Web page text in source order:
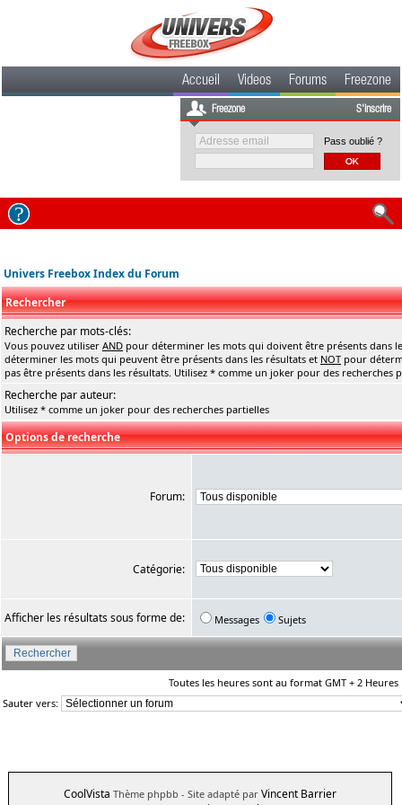
Accueil Videos Forums Freezone
Freezone S'inscrire
Pass oublié ?
Univers Freebox Index du Forum
Rechercher
Recherche par mots-clés:
Vous pouvez utiliser AND pour déterminer les mots qui doivent être présents dans
déterminer les mots qui peuvent être présents dans les résultats et NOT pour
pas être présents dans les résultats. Utilisez * comme un joker pour des recherches
Recherche par auteur:
Utilisez * comme un joker pour des recherches partielles
Options de recherche
Forum:
Catégorie:
Afficher les résultats sous forme de: Messages Sujets
Toutes les heures sont au format GMT + 2 Heures
Sauter vers:
CoolVista Thème phpbb - Site adapté par Vincent Barrier